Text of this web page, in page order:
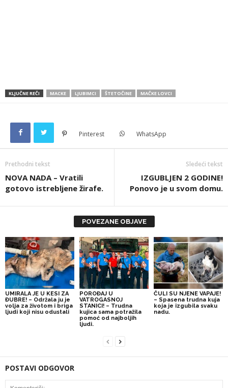
KLJUČNE REČI MACKE LJUBIMCI ŠTETOČINE MAČKE LOVCI
Pinterest WhatsApp
Prethodni tekst
NOVA NADA – Vratili
gotovo istrebljene žirafe.
Sledeći tekst
IZGUBLJEN 2 GODINE!
Ponovo je u svom domu.
POVEZANE OBJAVE
UMIRALA JE U KESI ZA
ĐUBRE! – Održala ju je
volja za životom i briga
ljudi koji nisu odustali
POROĐAJ U
VATROGASNOJ
STANICI! – Trudna
kujica sama potražila
pomoć od najboljih
ljudi.
ČULI SU NJENE VAPAJE!
– Spasena trudna kuja
koja je izgubila svaku
nadu.
POSTAVI ODGOVOR